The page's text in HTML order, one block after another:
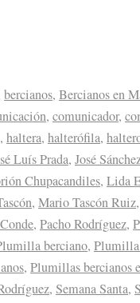
bercianos, Bercianos en
, comunicador,
, haltera, halterófila,
Luís Prada, José
Chupacandiles, Lida
, Mario Tascón Ruiz
, Pacho Rodríguez,
berciano, Plumilla
, Plumillas bercianos
, Semana Santa,